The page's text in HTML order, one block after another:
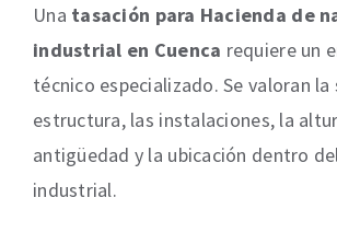
Una tasación para Hacienda de
industrial en Cuenca requiere un
técnico especializado. Se valoran la
estructura, las instalaciones, la
antigüedad y la ubicación dentro
industrial.